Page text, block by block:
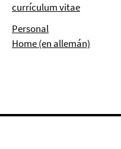
currículum vitae
Personal
Home (en allemán)